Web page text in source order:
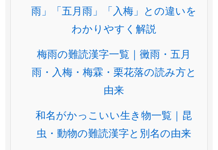
雨」「五月雨」「入梅」との違いを
わかりやすく解説
梅雨の難読漢字一覧｜黴雨・五月
雨・入梅・梅霖・栗花落の読み方と
由来
和名がかっこいい生き物一覧｜昆
虫・動物の難読漢字と別名の由来